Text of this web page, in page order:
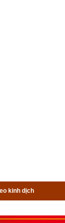
hưởng phúc,
công. Phụ nữ
kinh dịch